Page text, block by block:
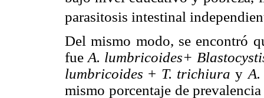
parasitosis intestinal
Del mismo modo, se encontró
fue A. lumbricoides+
lumbricoides + T. trichiuray
mismo porcentaje de